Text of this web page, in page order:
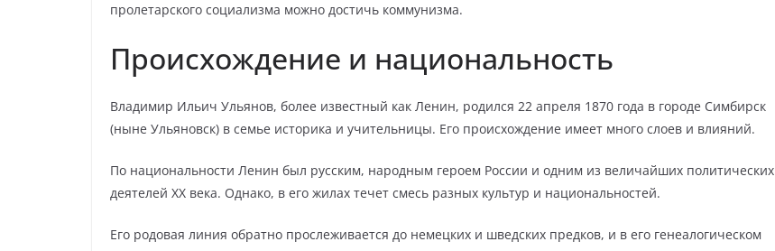
пролетарского социализма можно достичь коммунизма.
Происхождение и национальность
Владимир Ильич Ульянов, более известный как Ленин, родился 22 апреля 1870 года в городе Симбирск
(ныне Ульяновск) в семье историка и учительницы. Его происхождение имеет много слоев и влияний.
По национальности Ленин был русским, народным героем России и одним из величайших политических
деятелей XX века. Однако, в его жилах течет смесь разных культур и национальностей.
Его родовая линия обратно прослеживается до немецких и шведских предков, и в его генеалогическом